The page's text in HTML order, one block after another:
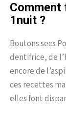
Comment
1nuit ?
Boutons secs
dentifrice, de
encore de
ces recettes
elles font